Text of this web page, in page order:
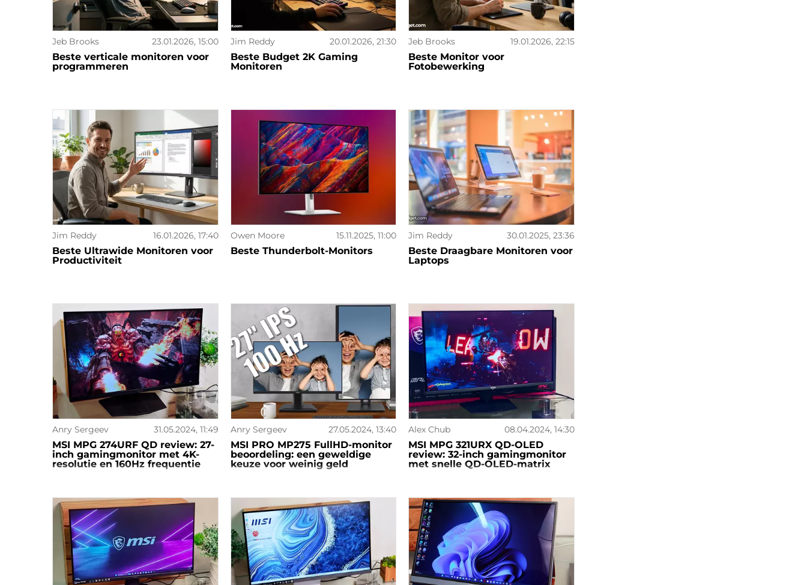
Jeb Brooks 23.01.2026, 15:00
Beste verticale monitoren voor
programmeren
Jim Reddy 20.01.2026, 21:30
Beste Budget 2K Gaming
Monitoren
Jeb Brooks 19.01.2026, 22:15
Beste Monitor voor
Fotobewerking
Jim Reddy 16.01.2026, 17:40
Beste Ultrawide Monitoren voor
Productiviteit
Owen Moore 15.11.2025, 11:00
Beste Thunderbolt-Monitors
Jim Reddy 30.01.2025, 23:36
Beste Draagbare Monitoren voor
Laptops
Anry Sergeev 31.05.2024, 11:49
MSI MPG 274URF QD review: 27-
inch gamingmonitor met 4K-
resolutie en 160Hz frequentie
Anry Sergeev 27.05.2024, 13:40
MSI PRO MP275 FullHD-monitor
beoordeling: een geweldige
keuze voor weinig geld
Alex Chub 08.04.2024, 14:30
MSI MPG 321URX QD-OLED
review: 32-inch gamingmonitor
met snelle QD-OLED-matrix